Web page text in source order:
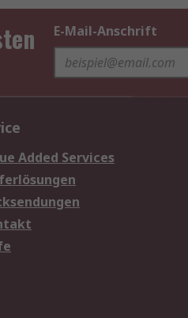
E-Mail-Anschrift
Added Services